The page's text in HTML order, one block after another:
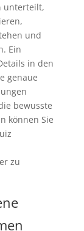
unterteilt,
und
Ein
in den
genaue
bewusste
können Sie
zu